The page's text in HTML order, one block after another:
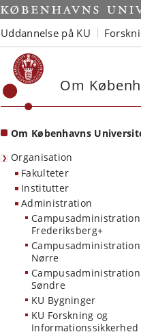
Start
Uddannelse på KU
Om
Om Københavns
Organisation
Fakulteter
Institutter
Administration
Campusadministration
Frederiksberg+
Campusadministration
Nørre
Campusadministration
Søndre
KU Bygninger
KU Forskning og
Informationssikkerhed